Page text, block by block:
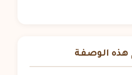
هذه الوصفة